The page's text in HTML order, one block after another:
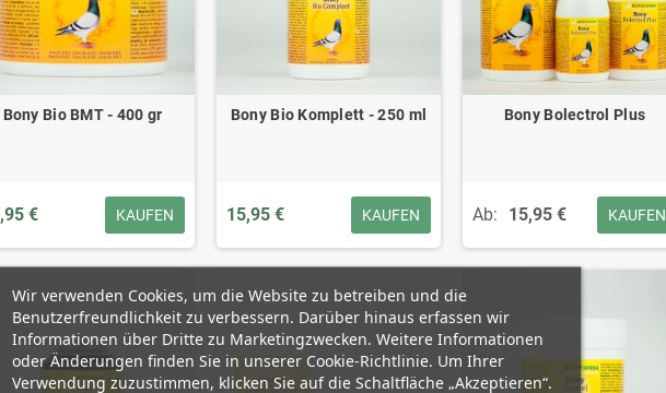
Bony Bio BMT - 400 gr
€ KAUFEN
Bony Bio Komplett - 250 ml
15,95 € KAUFEN
Bony Bolectrol Plus
Ab: 15,95 € KAUFEN
Wir verwenden Cookies, um die Website zu betreiben und die
Benutzerfreundlichkeit zu verbessern. Darüber hinaus erfassen wir
Informationen über Dritte zu Marketingzwecken. Weitere Informationen
oder Änderungen finden Sie in unserer Cookie-Richtlinie. Um Ihrer
Verwendung zuzustimmen, klicken Sie auf die Schaltfläche „Akzeptieren“.